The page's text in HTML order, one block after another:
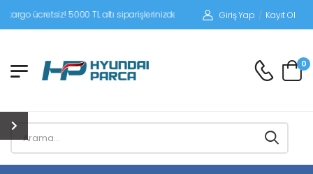
5000 TL altı siparişlerinizde siparişleriniz alıcı ödemeli gönderilir.
Giriş Yap / Kayıt Ol
0